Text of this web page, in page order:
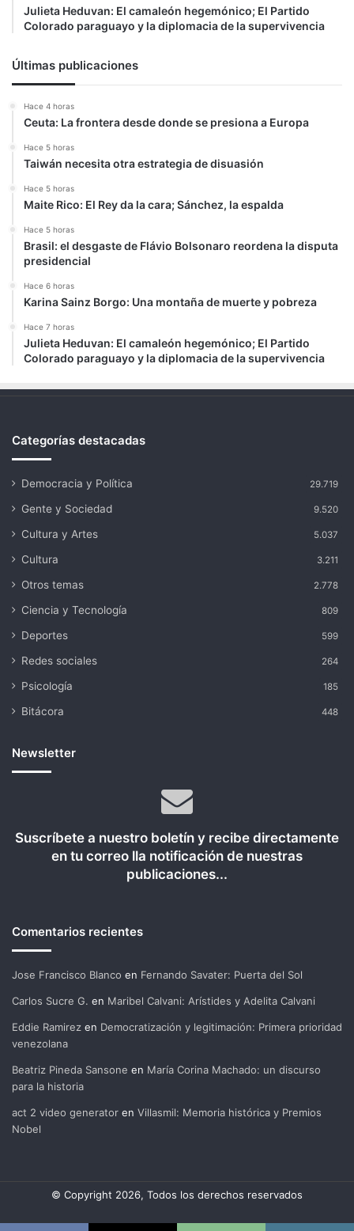
Julieta Heduvan: El camaleón hegemónico; El Partido
Colorado paraguayo y la diplomacia de la supervivencia
Últimas publicaciones
Hace 4 horas
Ceuta: La frontera desde donde se presiona a Europa
Hace 5 horas
Taiwán necesita otra estrategia de disuasión
Hace 5 horas
Maite Rico: El Rey da la cara; Sánchez, la espalda
Hace 5 horas
Brasil: el desgaste de Flávio Bolsonaro reordena la disputa
presidencial
Hace 6 horas
Karina Sainz Borgo: Una montaña de muerte y pobreza
Hace 7 horas
Julieta Heduvan: El camaleón hegemónico; El Partido
Colorado paraguayo y la diplomacia de la supervivencia
Categorías destacadas
Democracia y Política 29.719
Gente y Sociedad 9.520
Cultura y Artes 5.037
Cultura 3.211
Otros temas 2.778
Ciencia y Tecnología 809
Deportes 599
Redes sociales 264
Psicología 185
Bitácora 448
Newsletter
Suscríbete a nuestro boletín y recibe directamente
en tu correo lla notificación de nuestras
publicaciones...
Comentarios recientes
Jose Francisco Blanco en Fernando Savater: Puerta del Sol
Carlos Sucre G. en Maribel Calvani: Arístides y Adelita Calvani
Eddie Ramirez en Democratización y legitimación: Primera prioridad
venezolana
Beatriz Pineda Sansone en María Corina Machado: un discurso
para la historia
act 2 video generator en Villasmil: Memoria histórica y Premios
Nobel
© Copyright 2026, Todos los derechos reservados